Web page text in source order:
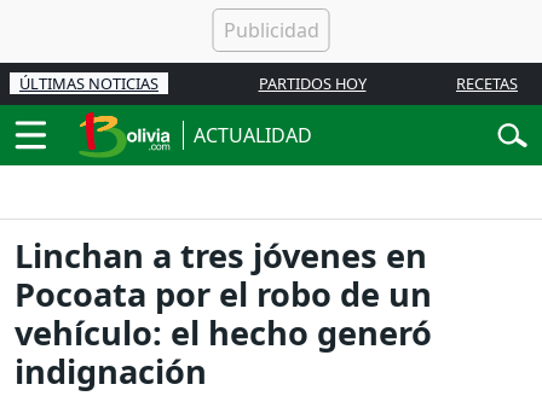
ÚLTIMAS NOTICIAS PARTIDOS HOY RECETAS
ACTUALIDAD
Linchan a tres jóvenes en
Pocoata por el robo de un
vehículo: el hecho generó
indignación